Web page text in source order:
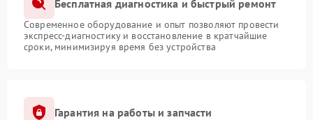
Бесплатная диагностика и быстрый ремонт
Современное оборудование и опыт позволяют провести
экспресс-диагностику и восстановление в кратчайшие
сроки, минимизируя время без устройства
Гарантия на работы и запчасти